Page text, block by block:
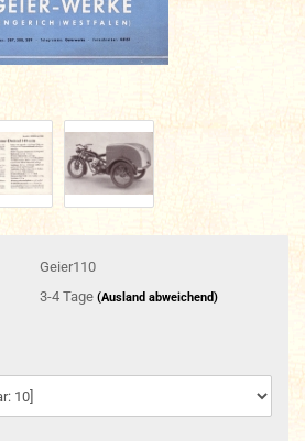
Geier110
3-4 Tage (Ausland abweichend)